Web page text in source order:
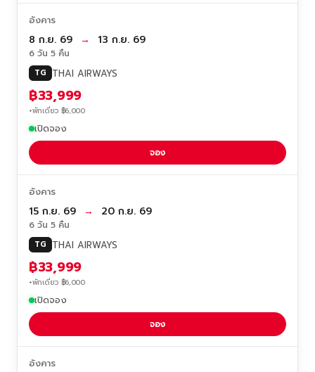
อังคาร
8 ก.ย. 69 → 13 ก.ย. 69
6 วัน 5 คืน
TG THAI AIRWAYS
฿33,999
+พักเดี่ยว ฿6,000
เปิดจอง
จอง
อังคาร
15 ก.ย. 69 → 20 ก.ย. 69
6 วัน 5 คืน
TG THAI AIRWAYS
฿33,999
+พักเดี่ยว ฿6,000
เปิดจอง
จอง
อังคาร